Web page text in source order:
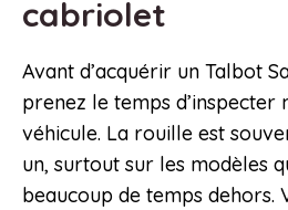
cabriolet
Avant d’acquérir un Talbot
prenez le temps d’inspecter
véhicule. La rouille est
un, surtout sur les modèles
beaucoup de temps dehors.